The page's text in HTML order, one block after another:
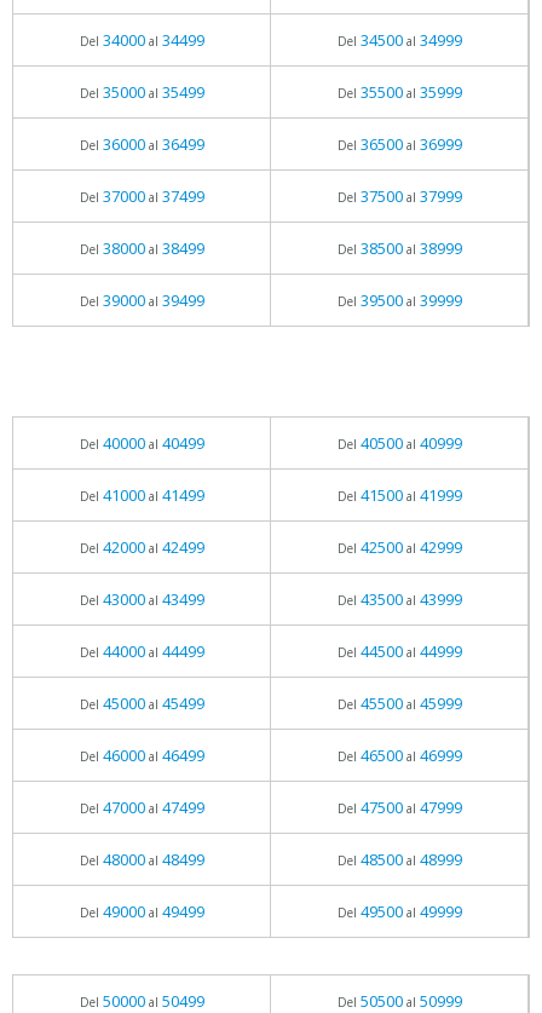
Del 34000al 34499 Del 34500al 34999
Del 35000al 35499 Del 35500al 35999
Del 36000al 36499 Del 36500al 36999
Del 37000al 37499 Del 37500al 37999
Del 38000al 38499 Del 38500al 38999
Del 39000al 39499 Del 39500al 39999
Del 40000al 40499 Del 40500al 40999
Del 41000al 41499 Del 41500al 41999
Del 42000al 42499 Del 42500al 42999
Del 43000al 43499 Del 43500al 43999
Del 44000al 44499 Del 44500al 44999
Del 45000al 45499 Del 45500al 45999
Del 46000al 46499 Del 46500al 46999
Del 47000al 47499 Del 47500al 47999
Del 48000al 48499 Del 48500al 48999
Del 49000al 49499 Del 49500al 49999
Del 50000al 50499 Del 50500al 50999